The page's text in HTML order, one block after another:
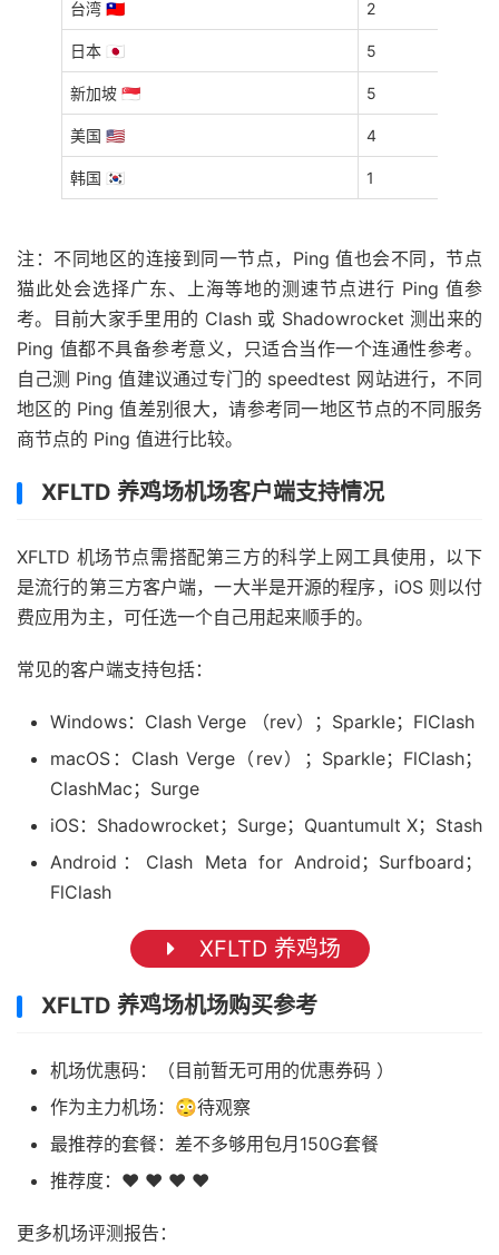
台湾 🇹🇼 2
日本 🇯🇵 5
新加坡 🇸🇬 5
美国 🇺🇸 4
韩国 🇰🇷 1
注：不同地区的连接到同一节点，Ping 值也会不同，节点
猫此处会选择广东、上海等地的测速节点进行 Ping 值参
考。目前大家手里用的 Clash 或 Shadowrocket 测出来的
Ping 值都不具备参考意义，只适合当作一个连通性参考。
自己测 Ping 值建议通过专门的 speedtest 网站进行，不同
地区的 Ping 值差别很大，请参考同一地区节点的不同服务
商节点的 Ping 值进行比较。
XFLTD 养鸡场机场客户端支持情况
XFLTD 机场节点需搭配第三方的科学上网工具使用，以下
是流行的第三方客户端，一大半是开源的程序，iOS 则以付
费应用为主，可任选一个自己用起来顺手的。
常见的客户端支持包括：
Windows：Clash Verge （rev）；Sparkle；FlClash
macOS：Clash Verge（rev）；Sparkle；FlClash；
ClashMac；Surge
iOS：Shadowrocket；Surge；Quantumult X；Stash
Android：Clash Meta for Android；Surfboard；
FlClash
XFLTD 养鸡场
XFLTD 养鸡场机场购买参考
机场优惠码：（目前暂无可用的优惠券码 ）
作为主力机场：😳待观察
最推荐的套餐：差不多够用包月150G套餐
推荐度：❤ ❤ ❤ ❤
更多机场评测报告：